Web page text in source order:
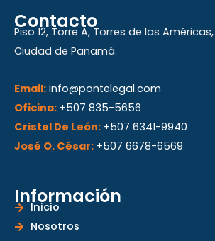
s
t
a
g
a
m
n
k
e
d
n
c
e
b
o
o
k
Contacto
Piso 12, Torre A, Torres de las
Ciudad de Panamá.
Email: info@pontelegal.com
Oficina: +507 835-5656
Cristel De León: +507 6341-9940
José O. César: +507 6678-6569
Información
Inicio
Nosotros